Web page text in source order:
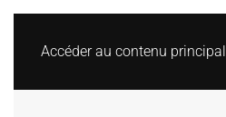
Accéder au contenu principal